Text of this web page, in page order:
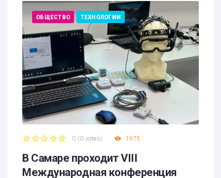
ОБЩЕСТВО ТЕХНОЛОГИИ
0 (0 votes) 1975
В Самаре проходит VIII
Международная конференция